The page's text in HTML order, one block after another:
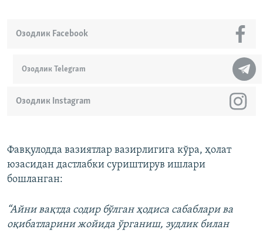
Озодлик Telegram
Озодлик Instagram
Озодлик Facebook
Фавқулодда вазиятлар вазирлигига кўра, ҳолат
юзасидан дастлабки суриштирув ишлари
бошланган:
“Айни вақтда содир бўлган ҳодиса сабаблари ва
оқибатларини жойида ўрганиш, зудлик билан